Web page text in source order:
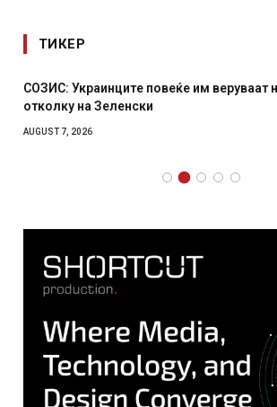
ТИКЕР
СОЗИС: Украинците повеќе им веруваат
отколку на Зеленски
AUGUST 7, 2026